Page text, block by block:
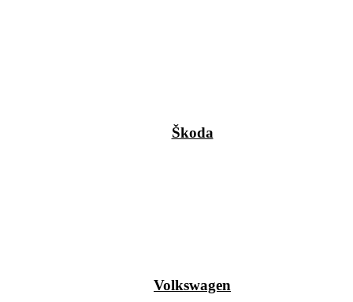
Škoda
Volkswagen